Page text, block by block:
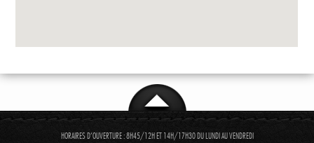
HORAIRES D'OUVERTURE : 8H45/12H ET 14H/17H30 DU LUNDI AU VENDREDI